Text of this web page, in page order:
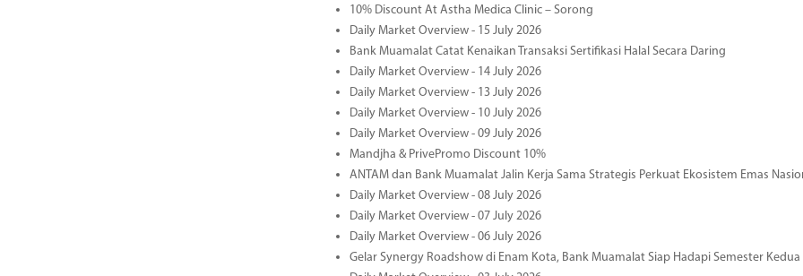
10% Discount At Astha Medica Clinic – Sorong
Daily Market Overview - 15 July 2026
Bank Muamalat Catat Kenaikan Transaksi Sertifikasi Halal Secara Daring
Daily Market Overview - 14 July 2026
Daily Market Overview - 13 July 2026
Daily Market Overview - 10 July 2026
Daily Market Overview - 09 July 2026
Mandjha & PrivePromo Discount 10%
ANTAM dan Bank Muamalat Jalin Kerja Sama Strategis Perkuat Ekosistem Emas
Daily Market Overview - 08 July 2026
Daily Market Overview - 07 July 2026
Daily Market Overview - 06 July 2026
Gelar Synergy Roadshow di Enam Kota, Bank Muamalat Siap Hadapi Semester Kedua